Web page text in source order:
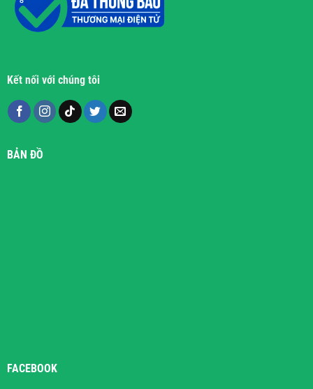
Kết nối với chúng tôi
BẢN ĐỒ
FACEBOOK